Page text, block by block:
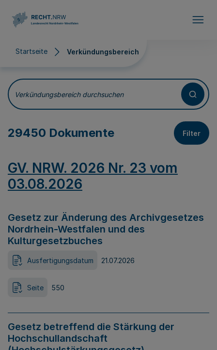
Startseite Verkündungsbereich
Verkündungsbereich
Verkündungsbereich durchsuchen
29450 Dokumente Filter
GV. NRW. 2026 Nr. 23 vom
03.08.2026
Gesetz zur Änderung des Archivgesetzes
Nordrhein-Westfalen und des
Kulturgesetzbuches
Ausfertigungsdatum 21.07.2026
Seite 550
Gesetz betreffend die Stärkung der
Hochschullandschaft